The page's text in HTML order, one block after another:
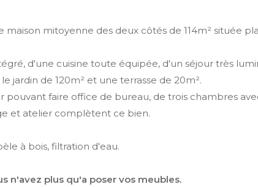
mitoyenne des deux côtés de 114m² située
d'une cuisine toute équipée, d'un séjour très
jardin de 120m² et une terrasse de 20m².
pouvant faire office de bureau, de trois chambres
et atelier complètent ce bien.
à bois, filtration d'eau.
n'avez plus qu'a poser vos meubles.